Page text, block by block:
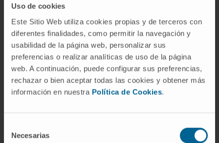
Uso de cookies
Este Sitio Web utiliza cookies propias y de terceros con
diferentes finalidades, como permitir la navegación y
usabilidad de la página web, personalizar sus
preferencias o realizar analíticas de uso de la página
web. A continuación, puede configurar sus preferencias,
rechazar o bien aceptar todas las cookies y obtener más
información en nuestra Política de Cookies.
Necesarias
reuniones científicas.